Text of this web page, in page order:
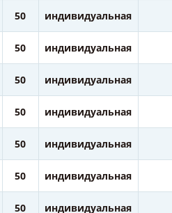
50 индивидуальная
50 индивидуальная
50 индивидуальная
50 индивидуальная
50 индивидуальная
50 индивидуальная
50 индивидуальная